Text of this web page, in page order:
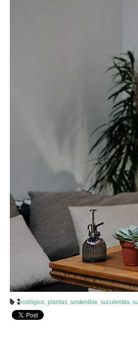
ecológico, plantas, sostenible, suculentas,